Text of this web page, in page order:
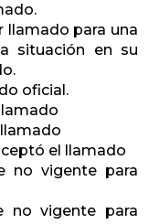
llamado para una
situación en su
oficial.
el llamado
no vigente para
no vigente para